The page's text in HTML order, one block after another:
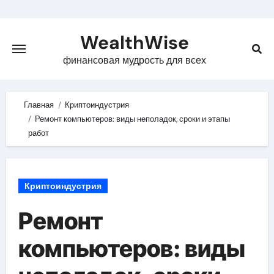
content
WealthWise
финансовая мудрость для всех
Главная
Криптоиндустрия
Ремонт компьютеров: виды неполадок, сроки и этапы
работ
Криптоиндустрия
Ремонт
компьютеров: виды